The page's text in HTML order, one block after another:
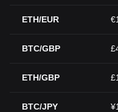
ETH/EUR
BTC/GBP
ETH/GBP
BTC/JPY